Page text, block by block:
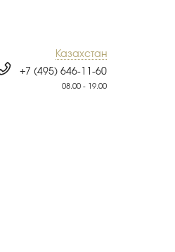
Казахстан
+7 (495) 646-11-60
08.00 - 19.00